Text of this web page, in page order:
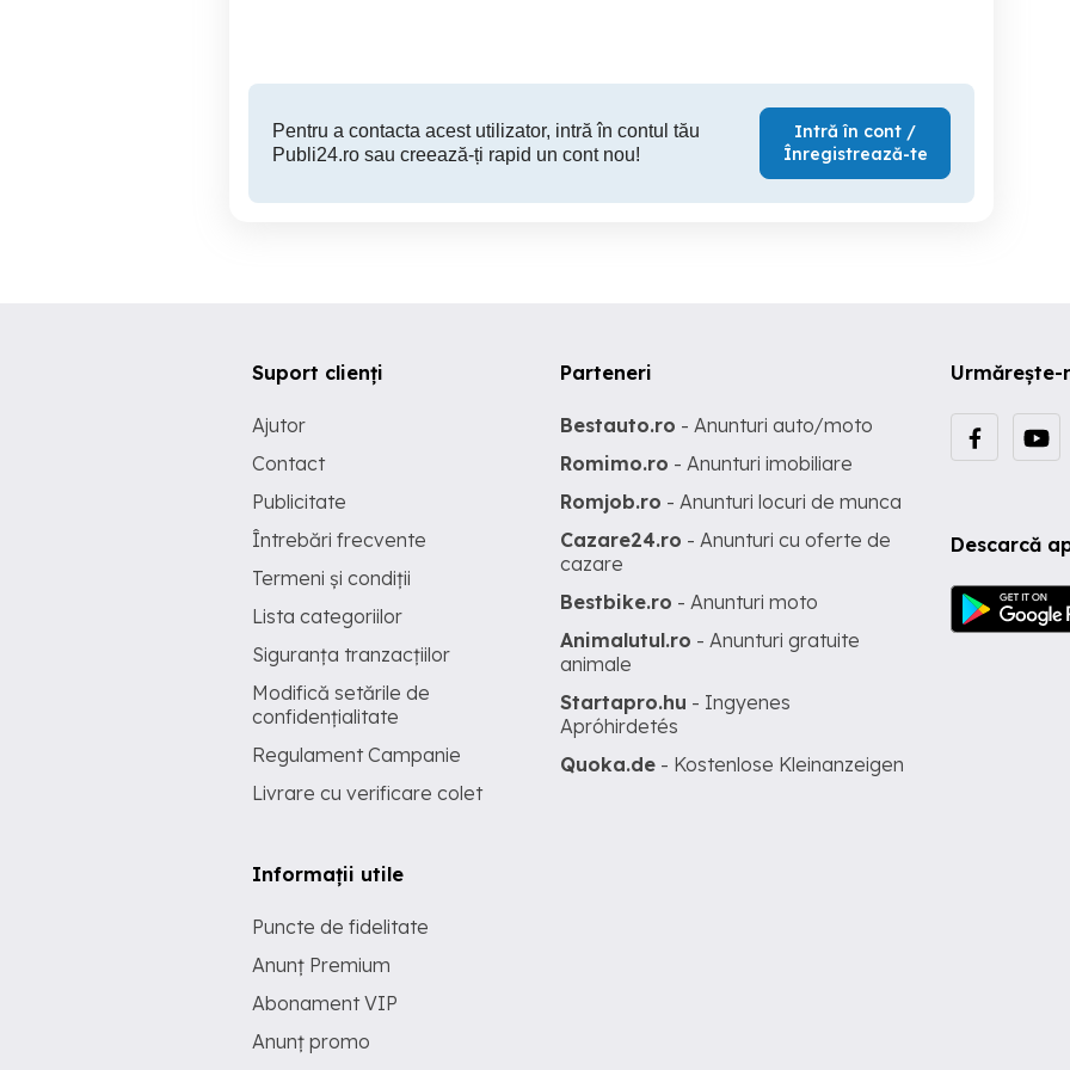
Pentru a contacta acest utilizator, intră în contul tău
Publi24.ro sau creează-ți rapid un cont nou!
Intră în cont /
Înregistrează-te
Urmărește-
Descarcă
Suport clienți
Ajutor
Contact
Publicitate
Întrebări frecvente
Termeni și condiții
Lista categoriilor
Siguranța tranzacțiilor
Modifică setările de
confidențialitate
Regulament Campanie
Livrare cu verificare colet
Informații utile
Puncte de fidelitate
Anunț Premium
Abonament VIP
Anunț promo
Parteneri
Bestauto.ro - Anunturi auto/moto
Romimo.ro - Anunturi imobiliare
Romjob.ro - Anunturi locuri de munca
Cazare24.ro - Anunturi cu oferte de
cazare
Bestbike.ro - Anunturi moto
Animalutul.ro - Anunturi gratuite
animale
Startapro.hu - Ingyenes
Apróhirdetés
Quoka.de - Kostenlose Kleinanzeigen